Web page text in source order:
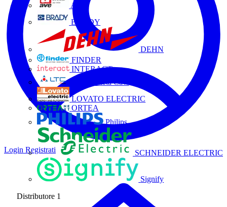
AVE
BRADY
DEHN
FINDER
INTERACT
La Triveneta Cavi
LOVATO ELECTRIC
ORTEA
Philips
SCHNEIDER ELECTRIC
Signify
Distributore 1
Login Registrati